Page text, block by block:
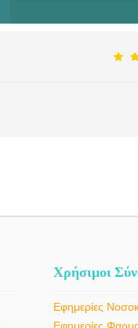
Χρήσιμοι
Εφημερίες